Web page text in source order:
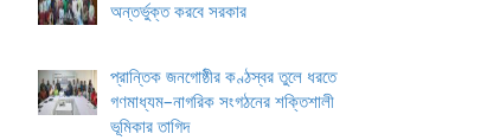
অন্তর্ভুক্ত করবে সরকার
প্রান্তিক জনগোষ্ঠীর কণ্ঠস্বর তুলে ধরতে
গণমাধ্যম–নাগরিক সংগঠনের শক্তিশালী
ভূমিকার তাগিদ